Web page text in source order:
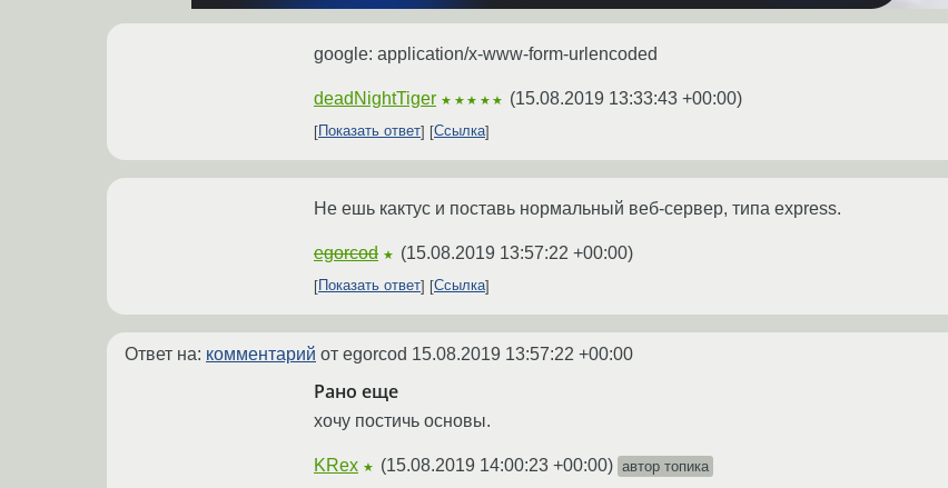
google: application/x-www-form-urlencoded
deadNightTiger ★★★★★ (15.08.2019 13:33:43 +00:00)
Показать ответ Ссылка
Не ешь кактус и поставь нормальный веб-сервер, типа express.
egorcod ★ (15.08.2019 13:57:22 +00:00)
Показать ответ Ссылка
Ответ на: комментарий от egorcod 15.08.2019 13:57:22 +00:00
Рано еще
хочу постичь основы.
KRex ★ (15.08.2019 14:00:23 +00:00) автор топика